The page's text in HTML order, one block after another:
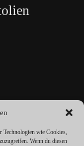
Technologien wie Cookies,
Wenn du diesen